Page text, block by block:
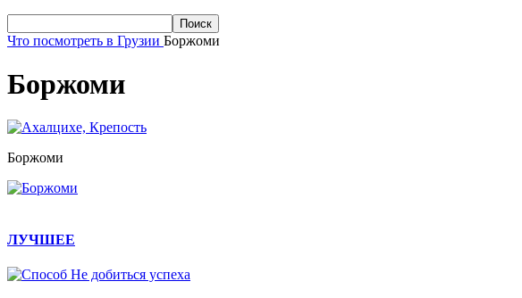
Что посмотреть в Грузии Боржоми
Боржоми
Боржоми
ЛУЧШЕЕ